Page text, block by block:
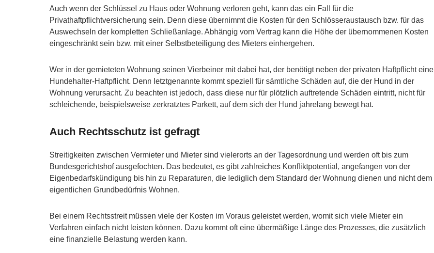
Auch wenn der Schlüssel zu Haus oder Wohnung verloren geht, kann das ein Fall für die
Privathaftpflichtversicherung sein. Denn diese übernimmt die Kosten für den Schlösseraustausch bzw. für das
Auswechseln der kompletten Schließanlage. Abhängig vom Vertrag kann die Höhe der übernommenen Kosten
eingeschränkt sein bzw. mit einer Selbstbeteiligung des Mieters einhergehen.
Wer in der gemieteten Wohnung seinen Vierbeiner mit dabei hat, der benötigt neben der privaten Haftpflicht eine
Hundehalter-Haftpflicht. Denn letztgenannte kommt speziell für sämtliche Schäden auf, die der Hund in der
Wohnung verursacht. Zu beachten ist jedoch, dass diese nur für plötzlich auftretende Schäden eintritt, nicht für
schleichende, beispielsweise zerkratztes Parkett, auf dem sich der Hund jahrelang bewegt hat.
Auch Rechtsschutz ist gefragt
Streitigkeiten zwischen Vermieter und Mieter sind vielerorts an der Tagesordnung und werden oft bis zum
Bundesgerichtshof ausgefochten. Das bedeutet, es gibt zahlreiches Konfliktpotential, angefangen von der
Eigenbedarfskündigung bis hin zu Reparaturen, die lediglich dem Standard der Wohnung dienen und nicht dem
eigentlichen Grundbedürfnis Wohnen.
Bei einem Rechtsstreit müssen viele der Kosten im Voraus geleistet werden, womit sich viele Mieter ein
Verfahren einfach nicht leisten können. Dazu kommt oft eine übermäßige Länge des Prozesses, die zusätzlich
eine finanzielle Belastung werden kann.